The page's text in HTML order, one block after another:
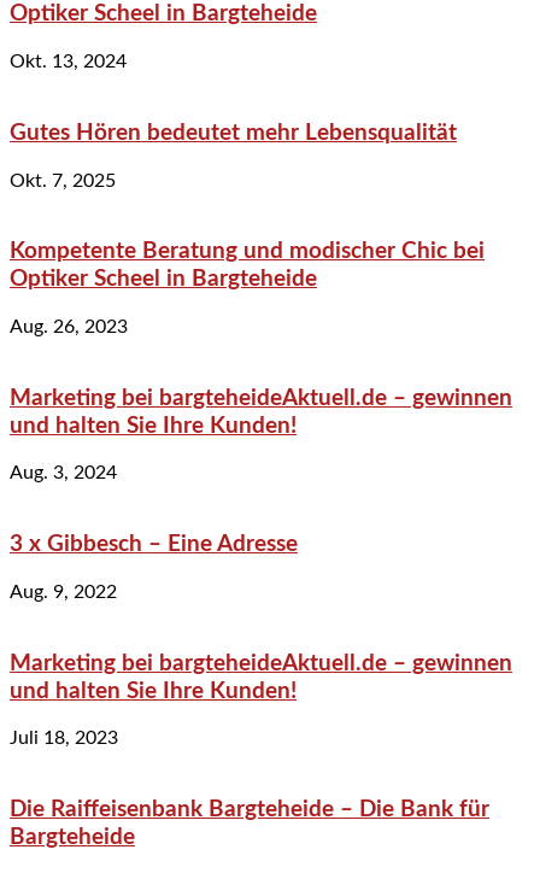
Optiker Scheel in Bargteheide
Okt. 13, 2024
Gutes Hören bedeutet mehr Lebensqualität
Okt. 7, 2025
Kompetente Beratung und modischer Chic bei
Optiker Scheel in Bargteheide
Aug. 26, 2023
Marketing bei bargteheideAktuell.de – gewinnen
und halten Sie Ihre Kunden!
Aug. 3, 2024
3 x Gibbesch – Eine Adresse
Aug. 9, 2022
Marketing bei bargteheideAktuell.de – gewinnen
und halten Sie Ihre Kunden!
Juli 18, 2023
Die Raiffeisenbank Bargteheide – Die Bank für
Bargteheide